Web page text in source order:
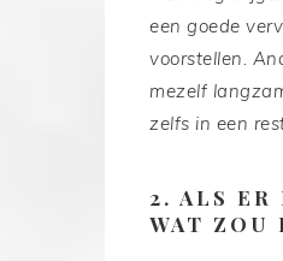
een goede
voorstellen.
mezelf
zelfs in een
2. ALS ER
WAT ZOU